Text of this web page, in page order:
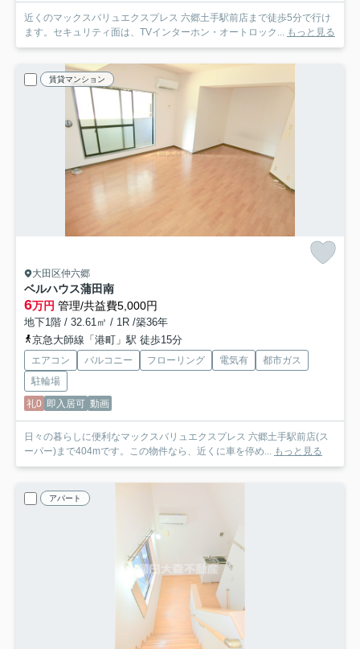
近くのマックスバリュエクスプレス 六郷土手駅前店まで徒歩5分で行け
ます。セキュリティ面は、TVインターホン・オートロック... もっと見る
賃貸マンション
大田区仲六郷
ベルハウス蒲田南
6万円 管理/共益費5,000円
地下1階 / 32.61㎡ / 1R /築36年
京急大師線「港町」駅 徒歩15分
エアコン バルコニー フローリング 電気有
都市ガス
駐輪場
礼0 即入居可 動画
日々の暮らしに便利なマックスバリュエクスプレス 六郷土手駅前店(ス
ーパー)まで404mです。この物件なら、近くに車を停め... もっと見る
アパート